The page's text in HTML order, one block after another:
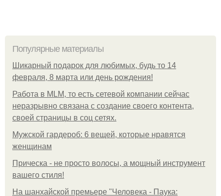
Популярные материалы
Шикарный подарок для любимых, будь то 14
февраля, 8 марта или день рождения!
Работа в MLM, то есть сетевой компании сейчас
неразрывно связана с создание своего контента,
своей страницы в соц сетях.
Мужской гардероб: 6 вещей, которые нравятся
женщинам
Прическа - не просто волосы, а мощный инструмент
вашего стиля!
На шанхайской премьере "Человека - Паука: